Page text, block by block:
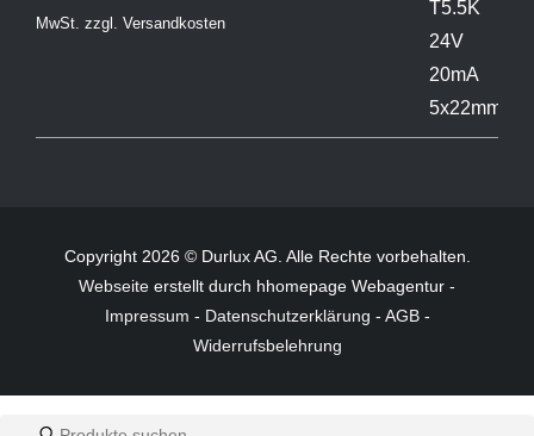
MwSt. zzgl. Versandkosten
Copyright 2026 © Durlux AG. Alle Rechte vorbehalten.
Webseite erstellt durch hhomepage Webagentur -
Impressum - Datenschutzerklärung - AGB-
Widerrufsbelehrung
Products